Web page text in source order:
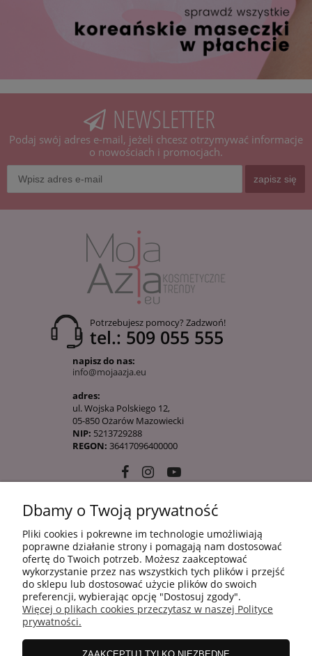
NEWSLETTER
Podaj swój adres e-mail, jeżeli chcesz otrzymywać informacje
o nowościach i promocjach.
zapisz się
Potrzebujesz pomocy? Zadzwoń!
tel.: 509 055 555
napisz do nas:
info@mojaazja.eu
adres:
ul. Wojska Polskiego 12,
05-850 Ożarów Mazowiecki
NIP: 5213729288
REGON: 36417096400000
10 KROKÓW KOREAŃSKIEJ PIELĘGANCJI
INFORMACJE
ZAKUPY
Dbamy o Twoją prywatność
Pliki cookies i pokrewne im technologie umożliwiają
poprawne działanie strony i pomagają nam dostosować
ofertę do Twoich potrzeb. Możesz zaakceptować
wykorzystanie przez nas wszystkich tych plików i przejść
do sklepu lub dostosować użycie plików do swoich
preferencji, wybierając opcję "Dostosuj zgody".
Więcej o plikach cookies przeczytasz w naszej Polityce
prywatności.